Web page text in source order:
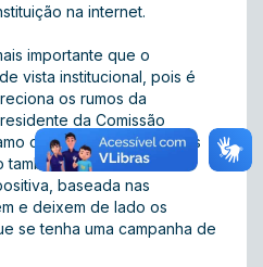
na internet.
importante que o
vista institucional, pois é
os rumos da
da Comissão
os todos os advogados
os candidatos a
baseada nas
e deixem de lado os
se tenha uma campanha de